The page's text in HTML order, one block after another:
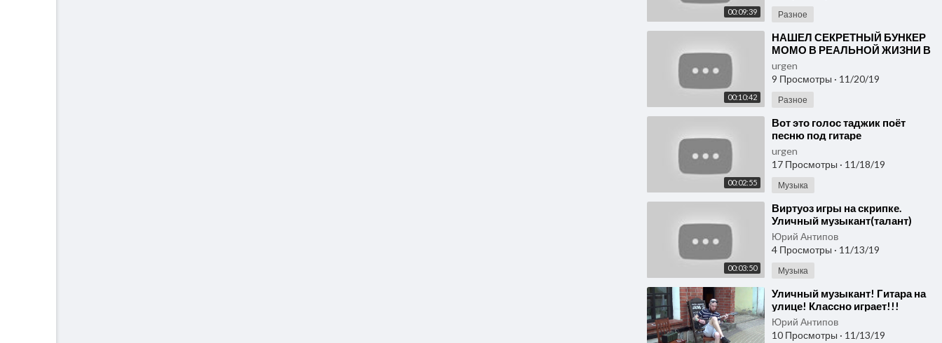
00:09:39 Разное
00:10:42
⁣НАШЕЛ СЕКРЕТНЫЙ БУНКЕР
МОМО В РЕАЛЬНОЙ ЖИЗНИ В
МАЙНКРАФТ l НУБИК ИГРАЕТ
В MINECRAFT МУЛЬТИК
ТРОЛЛИНГ
urgen
9 Просмотры · 11/20/19
Разное
00:02:55
⁣Вот это голос таджик поёт
песню под гитаре
urgen
17 Просмотры · 11/18/19
Музыка
00:03:50
⁣Виртуоз игры на скрипке.
Уличный музыкант(талант)
Юрий Антипов
4 Просмотры · 11/13/19
Музыка
⁣Уличный музыкант! Гитара на
улице! Классно играет!!!
Buskers! Best! 1
Юрий Антипов
10 Просмотры · 11/13/19